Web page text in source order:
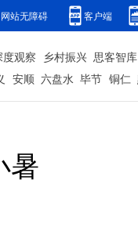
网站无障碍 客户端
度观察 乡村振兴 思客智库
安顺 六盘水 毕节 铜仁
暑